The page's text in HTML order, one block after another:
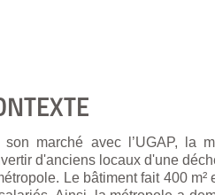
son marché avec l’UGAP, la
d'anciens locaux d'une
Le bâtiment fait 400